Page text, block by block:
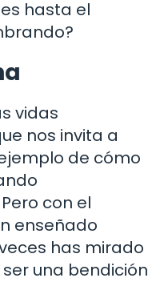
hasta el
vidas
nos invita a
de cómo
con el
enseñado
has mirado
una bendición